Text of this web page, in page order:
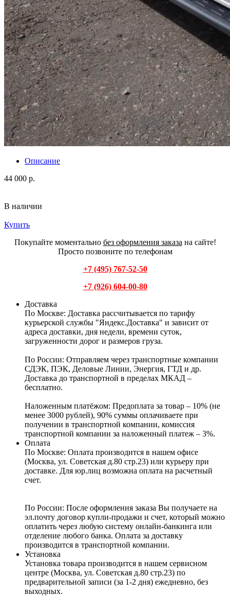
Описание
44 000 р.
В наличии
Купить
Покупайте моментально без оформления заказа на сайте!
Просто позвоните по телефонам
+7 (495) 767-52-50
+7 (926) 604-00-80
Доставка
По Москве: Доставка рассчитывается по тарифу
курьерской службы "Яндекс.Доставка" и зависит от
адреса доставки, дня недели, времени суток,
загруженности дорог и размеров груза.
По России: Отправляем через транспортные компании
СДЭК, ПЭК, Деловые Линии, Энергия, ГТД и др.
Доставка до транспортной в пределах МКАД –
бесплатно.
Наложенным платёжом: Предоплата за товар – 10% (не
менее 3000 рублей), 90% суммы оплачиваете при
получении в транспортной компании, комиссия
транспортной компании за наложенный платеж – 3%.
Оплата
По Москве: Оплата производится в нашем офисе
(Москва, ул. Советская д.80 стр.23) или курьеру при
доставке. Для юр.лиц возможна оплата на расчетный
счет.
По России: После оформления заказа Вы получаете на
эл.почту договор купли-продажи и счет, который можно
оплатить через любую систему онлайн-банкинга или
отделение любого банка. Оплата за доставку
производится в транспортной компании.
Установка
Установка товара производится в нашем сервисном
центре (Москва, ул. Советская д.80 стр.23) по
предварительной записи (за 1-2 дня) ежедневно, без
выходных.